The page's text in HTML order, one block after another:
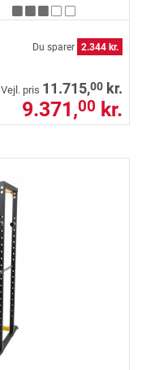
Du sparer 2.344 kr.
Vejl. pris 11.715,00 kr.
9.371,00 kr.